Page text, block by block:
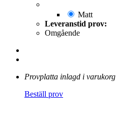
Matt
Leveranstid prov:
Omgående
Provplatta inlagd i varukorg
Beställ prov